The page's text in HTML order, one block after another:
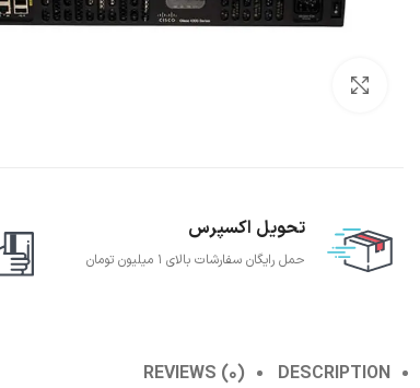
تحویل اکسپرس
حمل رایگان سفارشات بالای 1 میلیون تومان
DESCRIPTION
REVIEWS (0)